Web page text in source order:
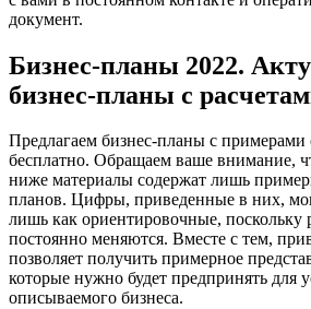
документ.
Бизнес-планы 2022.
бизнес-планы с
Предлагаем бизнес-планы с
бесплатно. Обращаем ваше внимание,
ниже материалы содержат лишь
планов. Цифры, приведенные в них,
лишь как ориентировочные,
постоянно меняются. Вместе с тем,
позволяет получить примерное
которые нужно будет предпринять для
описываемого бизнеса.